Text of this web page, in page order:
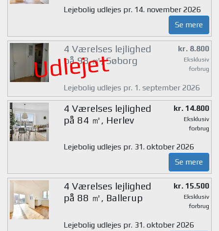
Lejebolig udlejes pr. 14. november 2026
Se mere
Udlejet
4 Værelses lejlighed
på 98 ㎡, Søborg
kr. 8.800
Eksklusiv
forbrug
Lejebolig udlejes pr. 1. september 2026
4 Værelses lejlighed
på 84 ㎡, Herlev
kr. 14.800
Eksklusiv
forbrug
Lejebolig udlejes pr. 31. oktober 2026
Se mere
4 Værelses lejlighed
på 88 ㎡, Ballerup
kr. 15.500
Eksklusiv
forbrug
Lejebolig udlejes pr. 31. oktober 2026